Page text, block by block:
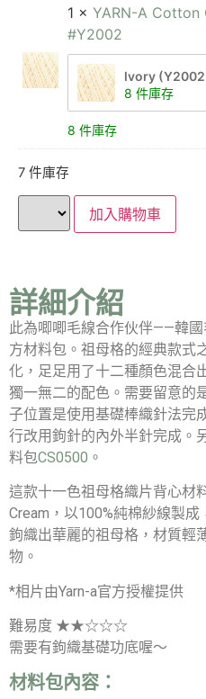
1 × YARN-A Cotton
#Y2002
lvory
8 件庫存
8 件庫存
7 件庫存
加入購物車
詳細介紹
此為唧唧毛線合作伙伴——韓國
方材料包。祖母格的經典款式
化，足足用了十二種顏色混合
獨一無二的配色。需要留意的
子位置是使用基礎棒織針法完
行改用鉤針的內外半針完成。
料包CS0500 。
這款十一色祖母格織片背心材
Cream，以100%純棉紗線製
鉤織出華麗的祖母格，材質輕
物。
*相片由Yarn-a官方授權提供
難易度 ★★☆☆☆
需要有鉤織基礎功底喔～
材料包內容：